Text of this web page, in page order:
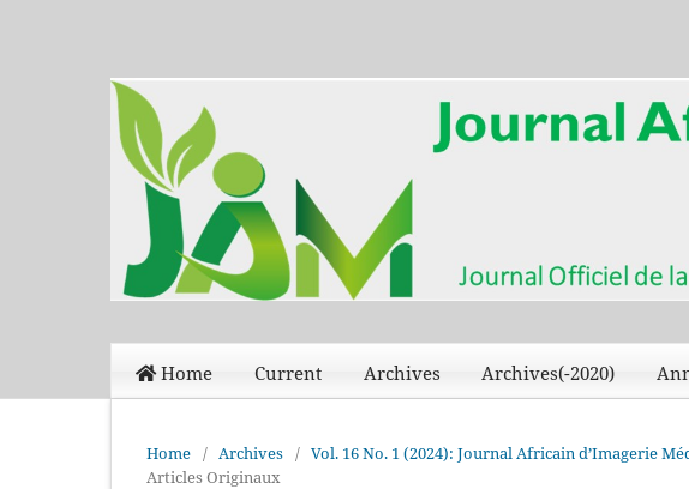
Home Current Archives Archives(-2020)
Home / Archives / Vol. 16 No. 1 (2024): Journal Africain d’Imagerie
Articles Originaux